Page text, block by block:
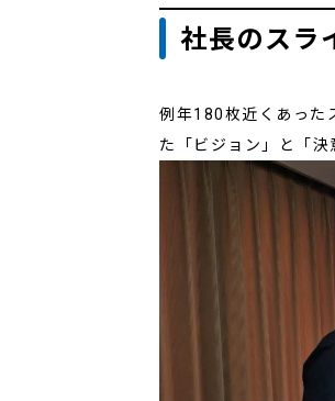
社長のスラ
例年180枚近くあった
た「ビジョン」と「決